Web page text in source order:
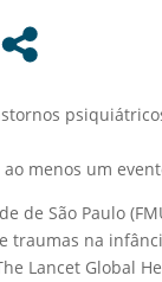
menos um
de São Paulo
traumas na
Lancet Global